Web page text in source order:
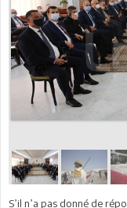
S’il n’a pas donné de